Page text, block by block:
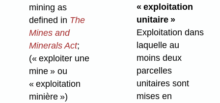
mining as
defined in The
Mines and
Minerals Act;
(« exploiter une
mine » ou
« exploitation
minière »)
« exploitation
unitaire »
Exploitation dans
laquelle au
moins deux
parcelles
unitaires sont
mises en